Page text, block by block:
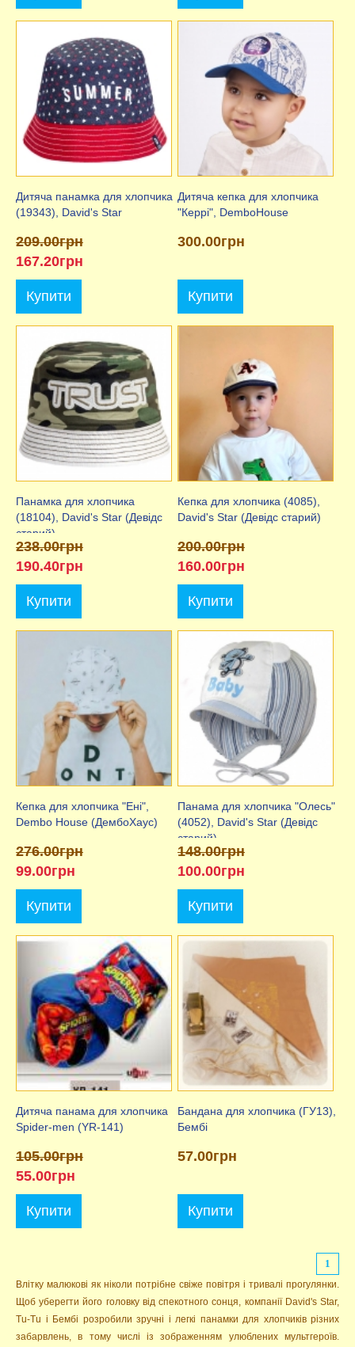
Дитяча панамка для хлопчика
(19343), David's Star
209.00грн
167.20грн
Купити
Дитяча кепка для хлопчика
"Керрі", DemboHouse
300.00грн
Купити
Панамка для хлопчика
(18104), David's Star (Девідс
старий)
238.00грн
190.40грн
Купити
Кепка для хлопчика (4085),
David's Star (Девідс старий)
200.00грн
160.00грн
Купити
Кепка для хлопчика "Ені",
Dembo House (ДембоХаус)
276.00грн
99.00грн
Купити
Панама для хлопчика "Олесь"
(4052), David's Star (Девідс
старий)
148.00грн
100.00грн
Купити
Дитяча панама для хлопчика
Spider-men (YR-141)
105.00грн
55.00грн
Купити
Бандана для хлопчика (ГУ13),
Бембі
57.00грн
Купити
1
Влітку малюкові як ніколи потрібне свіже повітря і тривалі прогулянки.
Щоб уберегти його головку від спекотного сонця, компанії David's Star,
Tu-Tu і Бембі розробили зручні і легкі панамки для хлопчиків різних
забарвлень, в тому числі із зображенням улюблених мультгероїв.